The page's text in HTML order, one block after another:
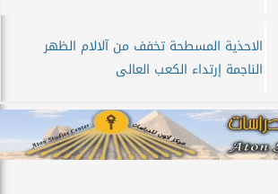
الاحذية المسطحة تخفف من آلالام الظهر
الناجمة إرتداء الكعب العالى